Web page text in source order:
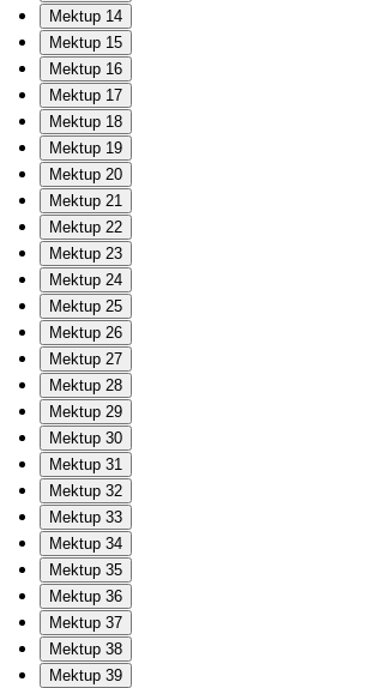
Mektup 14
Mektup 15
Mektup 16
Mektup 17
Mektup 18
Mektup 19
Mektup 20
Mektup 21
Mektup 22
Mektup 23
Mektup 24
Mektup 25
Mektup 26
Mektup 27
Mektup 28
Mektup 29
Mektup 30
Mektup 31
Mektup 32
Mektup 33
Mektup 34
Mektup 35
Mektup 36
Mektup 37
Mektup 38
Mektup 39